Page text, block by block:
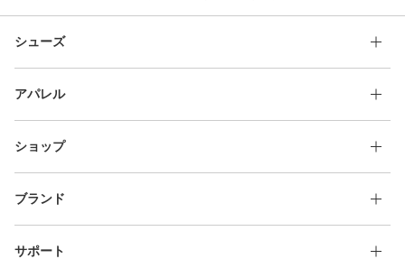
ハーフパンツ 快適
ハーフパンツ 軽い ハーフパンツ バギー
シューズ
アパレル
ショップ
ブランド
サポート